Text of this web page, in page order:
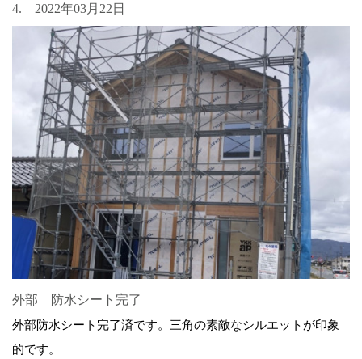
4. 2022年03月22日
外部 防水シート完了
外部防水シート完了済です。三角の素敵なシルエットが印象
的です。